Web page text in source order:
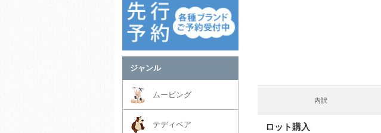
内訳
ロット購入
ジャンル
ムービング
テディベア